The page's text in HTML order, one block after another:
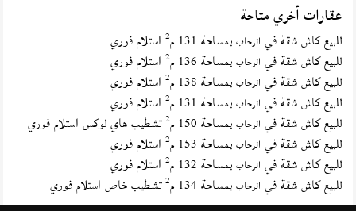
عقارات أخري متاحة
للبيع كاش شقة في الرحاب بمساحة 131 م 2 استلام فوري
للبيع كاش شقة في الرحاب بمساحة 136 م 2 استلام فوري
للبيع كاش شقة في الرحاب بمساحة 138 م 2 استلام فوري
للبيع كاش شقة في الرحاب بمساحة 131 م 2 استلام فوري
للبيع كاش شقة في الرحاب بمساحة 150 م 2تشطيب هاي لوكس استلام فوري
للبيع كاش شقة في الرحاب بمساحة 153 م 2 استلام فوري
للبيع كاش شقة في الرحاب بمساحة 132 م 2 استلام فوري
للبيع كاش شقة في الرحاب بمساحة 134 م 2تشطيب خاص استلام فوري